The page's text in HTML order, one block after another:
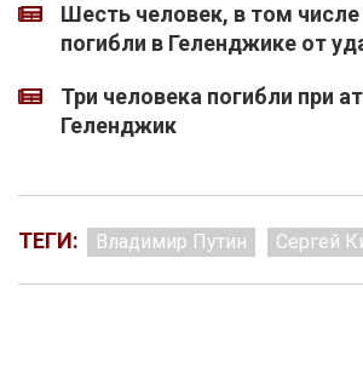
Шесть человек, в том числе
погибли в Геленджике от
Три человека погибли при
Геленджик
ТЕГИ: Владимир Путин Сергей